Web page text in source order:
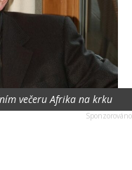
večeru Afrika na krku